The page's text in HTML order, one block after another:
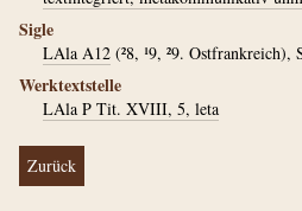
Sigle
LAla A12 (²8, ¹9, ²9. Ostfrankreich),
Werktextstelle
LAla P Tit. XVIII, 5, leta
Zurück